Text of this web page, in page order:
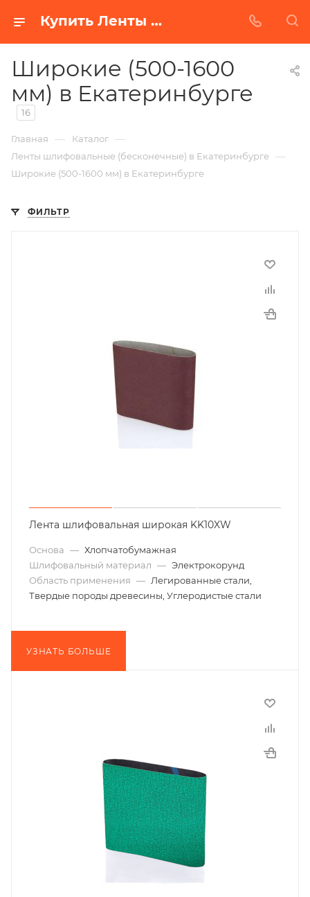
Купить Ленты шлифовальные (бесконечные) широкие (500-1600 мм) в Белгороде | Низкая цена от производителя
Широкие (500-1600
мм) в Екатеринбурге
16
Главная — Каталог —
Ленты шлифовальные (бесконечные) в Екатеринбурге —
Широкие (500-1600 мм) в Екатеринбурге
ФИЛЬТР
Лента шлифовальная широкая KK10XW
Основа — Хлопчатобумажная
Шлифовальный материал — Электрокорунд
Область применения — Легированные стали,
Твердые породы древесины, Углеродистые стали
УЗНАТЬ БОЛЬШЕ